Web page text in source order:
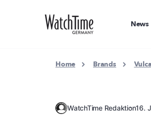
News
Home Brands
WatchTime Redaktion16.